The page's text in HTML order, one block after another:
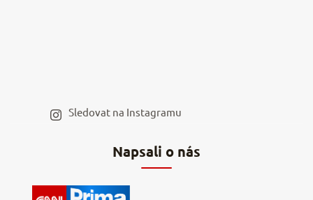
Napsali o nás
Sledovat na Instagramu
Hodnocení obchodu